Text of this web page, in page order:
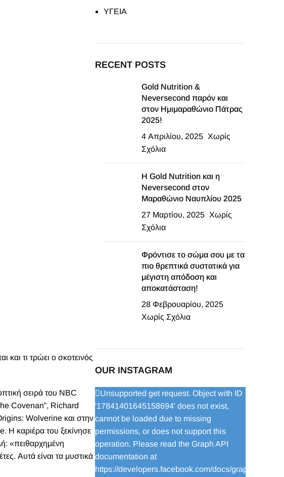
και τι τρώει ο σκοτεινός
σειρά του NBC
Covenan”, Richard
Wolverine και στην
Η καριέρα του ξεκίνησε
«πειθαρχημένη
Αυτά είναι τα μυστικά
ΥΓΕΙΑ
RECENT POSTS
Gold Nutrition &
Neversecond παρόν και
στον Ημιμαραθώνιο Πάτρας
2025!
4 Απριλίου, 2025 Χωρίς
Σχόλια
Η Gold Nutrition και η
Neversecond στον
Μαραθώνιο Ναυπλίου 2025
27 Μαρτίου, 2025 Χωρίς
Σχόλια
Φρόντισε το σώμα σου με τα
πιο θρεπτικά συστατικά για
μέγιστη απόδοση και
αποκατάσταση!
28 Φεβρουαρίου, 2025
Χωρίς Σχόλια
OUR INSTAGRAM
Unsupported get request. Object with ID
'17841401645158694' does not exist,
cannot be loaded due to missing
permissions, or does not support this
operation. Please read the Graph API
documentation at
https://developers.facebook.com/docs/graph-